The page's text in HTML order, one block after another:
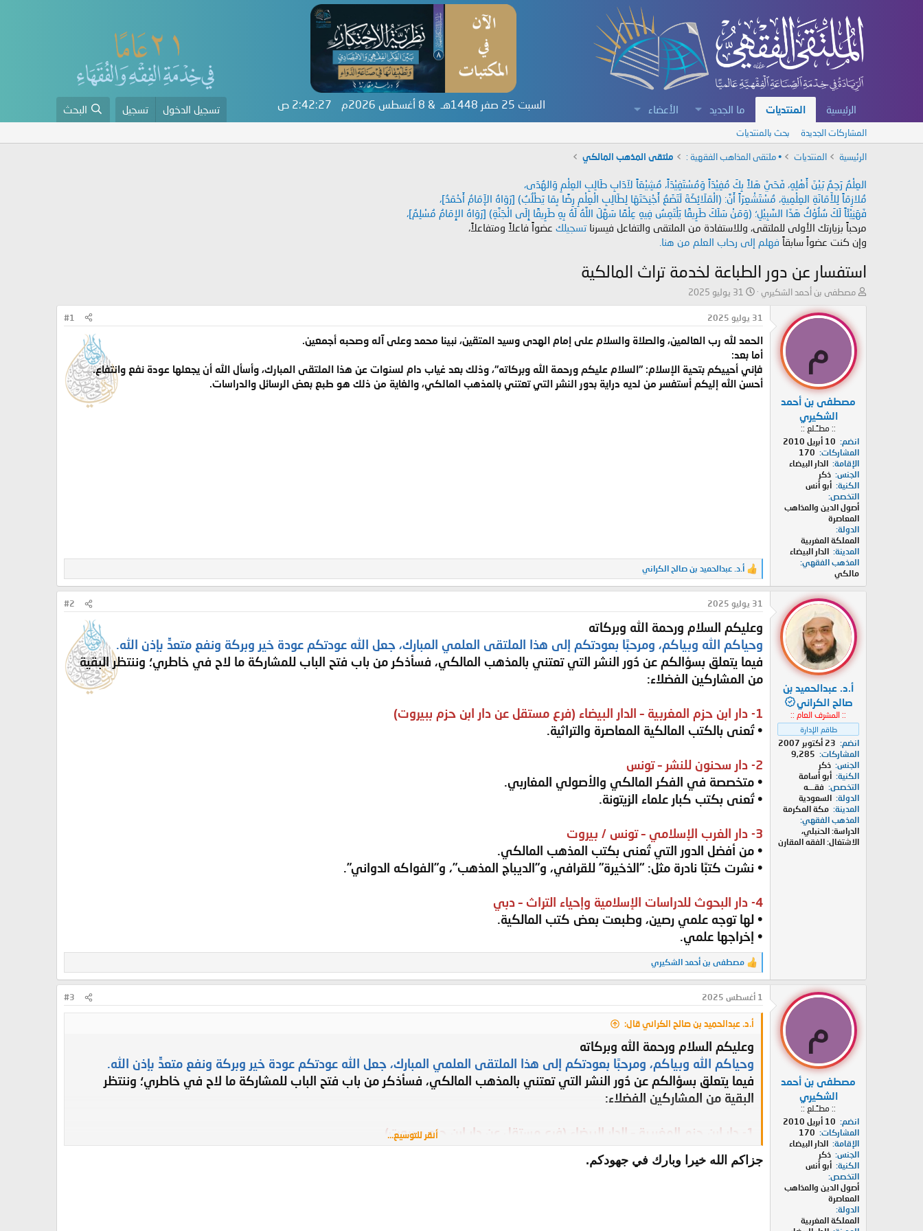
الرئيسية المنتديات ما الجديد الأعضاء السبت 25 صفر 1448هـ & 8 أغسطس 2026م 2:42:27 ص تسجيل الدخول تسجيل البحث
المشاركات الجديدة بحث بالمنتديات
الرئيسية المنتديات • ملتقى المذاهب الفقهية : ملتقى المذهب المالكي
العِلْمُ رَحِمٌ بَيْنَ أَهْلِهِ، فَحَيَّ هَلاً بِكَ مُفِيْدَاً وَمُسْتَفِيْدَاً، مُشِيْعَاً لآدَابِ طَالِبِ العِلْمِ وَالهُدَى،
مُلازِمَاً لِلأَمَانَةِ العِلْمِيةِ، مُسْتَشْعِرَاً أَنَّ: (الْمَلَائِكَةَ لَتَضَعُ أَجْنِحَتَهَا لِطَالِبِ الْعِلْمِ رِضًا بِمَا يَطْلُبُ) [رَوَاهُ الإَمَامُ أَحْمَدُ]،
فَهَنِيْئَاً لَكَ سُلُوْكُ هَذَا السَّبِيْلِ؛ (وَمَنْ سَلَكَ طَرِيقًا يَلْتَمِسُ فِيهِ عِلْمًا سَهَّلَ اللَّهُ لَهُ بِهِ طَرِيقًا إِلَى الْجَنَّةِ) [رَوَاهُ الإِمَامُ مُسْلِمٌ]،
مرحباً بزيارتك الأولى للملتقى، وللاستفادة من الملتقى والتفاعل فيسرنا تسجيلك عضواً فاعلاً ومتفاعلاً،
وإن كنت عضواً سابقاً فهلم إلى رحاب العلم من هنا.
استفسار عن دور الطباعة لخدمة تراث المالكية
ب
ئ
ا
ل
م
و
و
مصطفى بن أحمد الشكيري
ا
ر
ي
خ
ا
ب
د
31 يوليو 2025
م
مصطفى بن أحمد
الشكيري
:: مطـًـلع ::
انضم
10 أبريل 2010
المشاركات
170
الإقامة الدار البيضاء
الجنس ذكر
الكنية أبو أنس
التخصص
أصول الدين والمذاهب
المعاصرة
الدولة
المملكة المغربية
المدينة الدار البيضاء
المذهب الفقهي
مالكي
31 يوليو 2025 #1
الحمد لله رب العالمين، والصلاة والسلام على إمام الهدى وسيد المتقين، نبينا محمد وعلى آله وصحبه أجمعين.
أما بعد:
فإني أحييكم بتحية الإسلام: "السلام عليكم ورحمة الله وبركاته"، وذلك بعد غياب دام لسنوات عن هذا الملتقى المبارك، وأسأل الله أن يجعلها عودة نفع وانتفاع.
أحسن الله إليكم أستفسر من لديه دراية بدور النشر التي تعتني بالمذهب المالكي، والغاية من ذلك هو طبع بعض الرسائل والدراسات.
ا
ل
ت
ف
ع
ا
ت
أ.د. عبدالحميد بن صالح الكراني
أ.د. عبدالحميد بن
صالح الكراني
:: المشرف العام ::
طاقم الإدارة
انضم
23 أكتوبر 2007
المشاركات
9,285
الجنس ذكر
الكنية أبو أسامة
التخصص
فقـــه
الدولة السعودية
المدينة مكة المكرمة
المذهب الفقهي
الدراسة: الحنبلي،
الاشتغال: الفقه المقارن
31 يوليو 2025 #2
وعليكم السلام ورحمة الله وبركاته
وحياكم الله وبياكم، ومرحبًا بعودتكم إلى هذا الملتقى العلمي المبارك، جعل الله عودتكم عودة خير وبركة ونفع متعدٍّ بإذن الله.
فيما يتعلق بسؤالكم عن دُور النشر التي تعتني بالمذهب المالكي، فسأذكر من باب فتح الباب للمشاركة ما لاح في خاطري؛ وننتظر البقية
من المشاركين الفضلاء:
1- دار ابن حزم المغربية – الدار البيضاء (فرع مستقل عن دار ابن حزم ببيروت)
• تُعنى بالكتب المالكية المعاصرة والتراثية.
2- دار سحنون للنشر – تونس
• متخصصة في الفكر المالكي والأصولي المغاربي.
• تُعنى بكتب كبار علماء الزيتونة.
3- دار الغرب الإسلامي – تونس / بيروت
• من أفضل الدور التي تُعنى بكتب المذهب المالكي.
• نشرت كتبًا نادرة مثل: “الذخيرة” للقرافي، و”الديباج المذهب”، و”الفواكه الدواني”.
4- دار البحوث للدراسات الإسلامية وإحياء التراث – دبي
• لها توجه علمي رصين، وطبعت بعض كتب المالكية.
• إخراجها علمي.
ا
ل
ت
ف
ا
ت
مصطفى بن أحمد الشكيري
م
مصطفى بن أحمد
الشكيري
:: مطـًـلع ::
انضم
10 أبريل 2010
المشاركات
170
الإقامة الدار البيضاء
الجنس ذكر
الكنية أبو أنس
التخصص
أصول الدين والمذاهب
المعاصرة
الدولة
المملكة المغربية
1 أغسطس 2025 #3
أ.د. عبدالحميد بن صالح الكراني قال:
وعليكم السلام ورحمة الله وبركاته
وحياكم الله وبياكم، ومرحبًا بعودتكم إلى هذا الملتقى العلمي المبارك، جعل الله عودتكم عودة خير وبركة ونفع متعدٍّ بإذن الله.
فيما يتعلق بسؤالكم عن دُور النشر التي تعتني بالمذهب المالكي، فسأذكر من باب فتح الباب للمشاركة ما لاح في خاطري؛ وننتظر
البقية من المشاركين الفضلاء:
1- دار ابن حزم المغربية – الدار البيضاء (فرع مستقل عن دار ابن حزم ببيروت)
• تُعنى بالكتب المالكية المعاصرة والتراثية.
أنقر للتوسيع...
جزاكم الله خيرا وبارك في جهودكم.